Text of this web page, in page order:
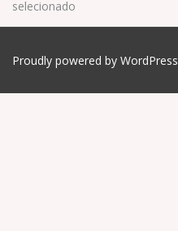
selecionado
Proudly powered by WordPress